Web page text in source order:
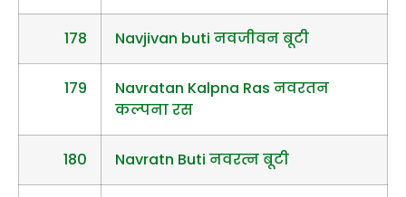
178 Navjivan buti नवजीवन बूटी
179
Navratan Kalpna Ras नवरतन
कल्पना रस
180 Navratn Buti नवरत्न बूटी